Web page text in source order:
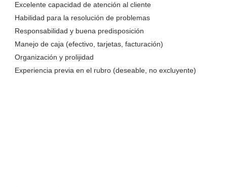
Excelente capacidad de atención al cliente
Habilidad para la resolución de problemas
Responsabilidad y buena predisposición
Manejo de caja (efectivo, tarjetas, facturación)
Organización y prolijidad
Experiencia previa en el rubro (deseable, no excluyente)